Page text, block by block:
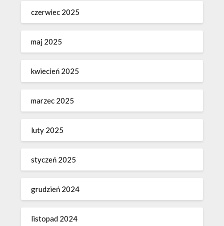
czerwiec 2025
maj 2025
kwiecień 2025
marzec 2025
luty 2025
styczeń 2025
grudzień 2024
listopad 2024